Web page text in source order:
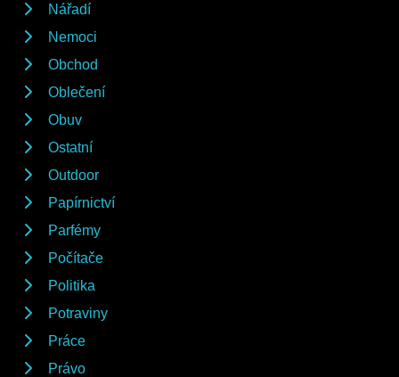
Nářadí
Nemoci
Obchod
Oblečení
Obuv
Ostatní
Outdoor
Papírnictví
Parfémy
Počítače
Politika
Potraviny
Práce
Právo